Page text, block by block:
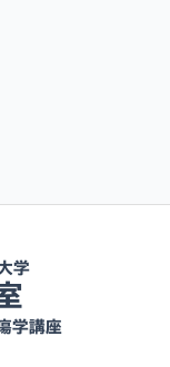
学
学講座